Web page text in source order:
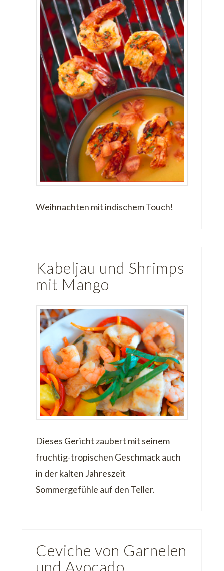
Weihnachten mit indischem Touch!
Kabeljau und Shrimps
mit Mango
Dieses Gericht zaubert mit seinem
fruchtig-tropischen Geschmack auch
in der kalten Jahreszeit
Sommergefühle auf den Teller.
Ceviche von Garnelen
und Avocado